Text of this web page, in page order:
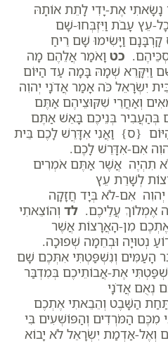
אֶת-יָדִי לָתֵת אוֹתָהּ
עֵץ עָבֹת וַיִּזְבְּחוּ-שָׁם
וַיָּשִׂימוּ שָׁם רֵיחַ
כט וָאֹמַר אֲלֵהֶם מָה
וַיִּקָּרֵא שְׁמָהּ בָּמָה עַד הַיּוֹם
יִשְׂרָאֵל כֹּה אָמַר אֲדֹנָי יְהוִה
וְאַחֲרֵי שִׁקּוּצֵיהֶם אַתֶּם
בְּהַעֲבִיר בְּנֵיכֶם בָּאֵשׁ אַתֶּם
{ס} וַאֲנִי אִדָּרֵשׁ לָכֶם בֵּית
אִם-אִדָּרֵשׁ לָכֶם.
תִהְיֶה אֲשֶׁר אַתֶּם אֹמְרִים
לְשָׁרֵת עֵץ
יְהוִה אִם-לֹא בְּיָד חֲזָקָה
אֶמְלוֹךְ עֲלֵיכֶם. לד וְהוֹצֵאתִי
מִן-הָאֲרָצוֹת אֲשֶׁר
נְטוּיָה וּבְחֵמָה שְׁפוּכָה.
הָעַמִּים וְנִשְׁפַּטְתִּי אִתְּכֶם שָׁם
אֶת-אֲבוֹתֵיכֶם בְּמִדְבַּר
נְאֻם אֲדֹנָי
הַשָּׁבֶט וְהֵבֵאתִי אֶתְכֶם
מִכֶּם הַמֹּרְדִים וְהַפּוֹשְׁעִים בִּי
וְאֶל-אַדְמַת יִשְׂרָאֵל לֹא יָבוֹא